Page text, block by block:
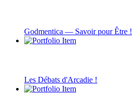
Godmentica — Savoir pour Être !
Les Débats d'Arcadie !